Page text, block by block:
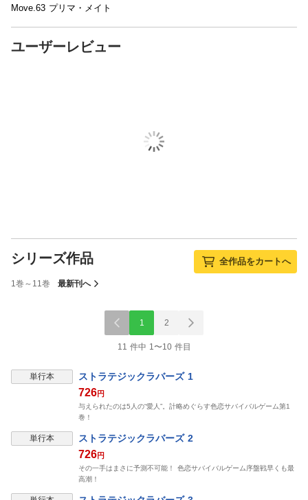
Move.63 プリマ・メイト
ユーザーレビュー
シリーズ作品 全作品をカートへ
1巻～11巻 最新刊へ
1 2
11 件中 1〜10 件目
単行本 ストラテジックラバーズ 1
726円
与えられたのは5人の“愛人”。計略めぐらす色恋サバイバルゲーム第1
巻！
単行本 ストラテジックラバーズ 2
726円
その一手はまさに予測不可能！ 色恋サバイバルゲーム序盤戦早くも最
高潮！